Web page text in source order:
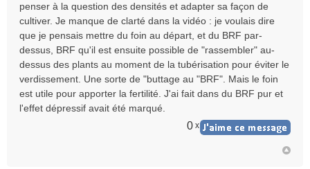
penser à la question des densités et adapter sa façon de
cultiver. Je manque de clarté dans la vidéo : je voulais dire
que je pensais mettre du foin au départ, et du BRF par-
dessus, BRF qu'il est ensuite possible de "rassembler" au-
dessus des plants au moment de la tubérisation pour éviter le
verdissement. Une sorte de "buttage au "BRF". Mais le foin
est utile pour apporter la fertilité. J'ai fait dans du BRF pur et
l'effet dépressif avait été marqué.
0 x